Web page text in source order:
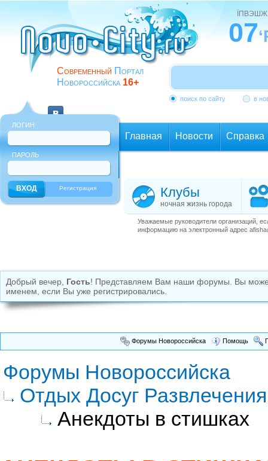
Современный Портал
Новороссийска 16+
07
поиск по сайту в
ЛОГИН
ПАРОЛЬ
Регистрация
Главная Новости Справка
Клубы
ночная жизнь города
Уважаемые руководители организаций,
информацию на электронный адрес
Добрый вечер, Гость! Представляем Вам наши форумы. Вы
именем, если Вы уже регистрировались.
Форумы Новороссийска Помощь
Форумы Новороссийска
Отдых Досуг Развлечения
Анекдоты в стишках